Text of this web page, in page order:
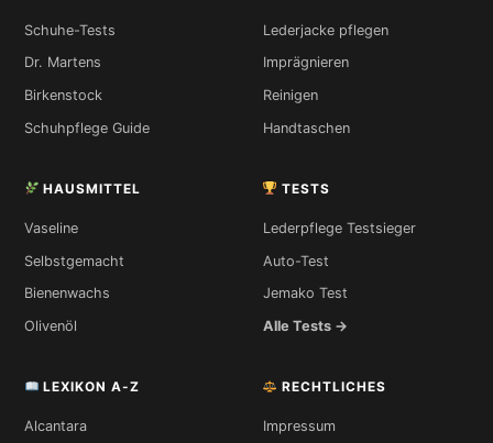
Schuhe-Tests
Dr. Martens
Birkenstock
Schuhpflege Guide
Lederjacke pflegen
Imprägnieren
Reinigen
Handtaschen
HAUSMITTEL
Vaseline
Selbstgemacht
Bienenwachs
Olivenöl
TESTS
Lederpflege Testsieger
Auto-Test
Jemako Test
Alle Tests →
LEXIKON A-Z
Alcantara
RECHTLICHES
Impressum